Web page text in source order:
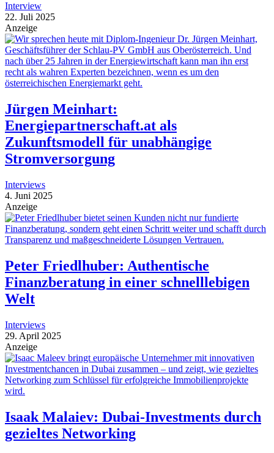
Interview
22. Juli 2025
Anzeige
Jürgen Meinhart:
Energiepartnerschaft.at als
Zukunftsmodell für unabhängige
Stromversorgung
Interviews
4. Juni 2025
Anzeige
Peter Friedlhuber: Authentische
Finanzberatung in einer schnelllebigen
Welt
Interviews
29. April 2025
Anzeige
Isaak Malaiev: Dubai-Investments durch
gezieltes Networking